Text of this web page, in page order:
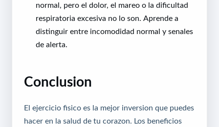
normal, pero el dolor, el mareo o la dificultad
respiratoria excesiva no lo son. Aprende a
distinguir entre incomodidad normal y senales
de alerta.
Conclusion
El ejercicio fisico es la mejor inversion que puedes
hacer en la salud de tu corazon. Los beneficios